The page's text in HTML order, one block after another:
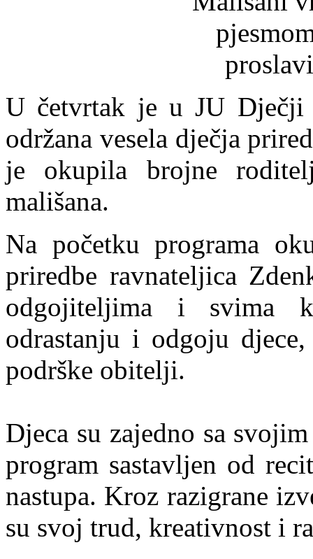
U četvrtak je u JU Dječji
održana vesela dječja
je okupila brojne
mališana.
Na početku programa
priredbe ravnateljica
odgojiteljima i svima
odrastanju i odgoju
podrške obitelji.
Djeca su zajedno sa
program sastavljen od
nastupa. Kroz razigrane
su svoj trud, kreativnost i